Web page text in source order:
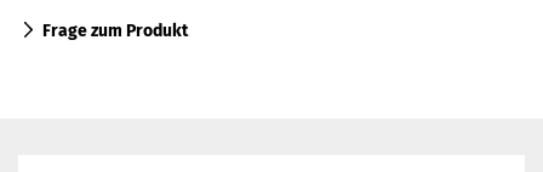
Frage zum Produkt